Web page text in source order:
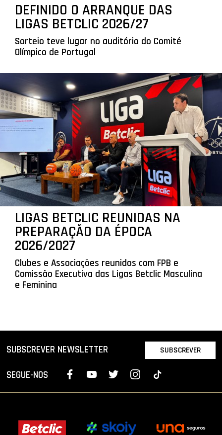
DEFINIDO O ARRANQUE DAS
LIGAS BETCLIC 2026/27
Sorteio teve lugar no auditório do Comité
Olímpico de Portugal
LIGAS BETCLIC REUNIDAS NA
PREPARAÇÃO DA ÉPOCA
2026/2027
Clubes e Associações reunidos com FPB e
Comissão Executiva das Ligas Betclic Masculina
e Feminina
SUBSCREVER NEWSLETTER SUBSCREVER
SEGUE-NOS